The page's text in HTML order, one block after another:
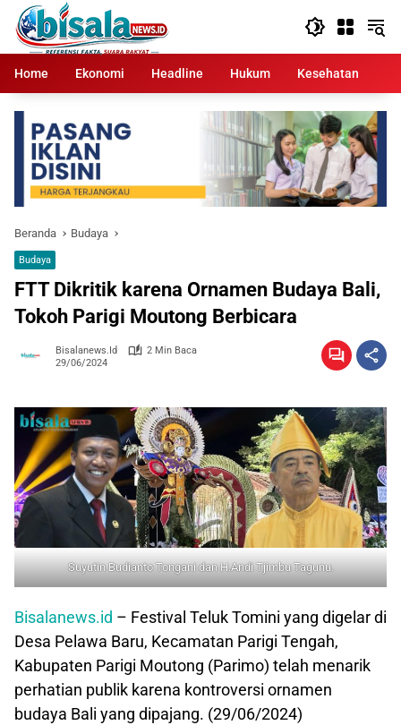
Langsung
konten
Home
Ekonomi Headline Hukum Kesehatan
Beranda Budaya
Budaya
FTT Dikritik karena Ornamen Budaya Bali,
Tokoh Parigi Moutong Berbicara
Bisalanews.id
2 Min Baca
29/06/2024
Suyutin Budianto Tongani dan H.Andi Tjimbu Tagunu.
Bisalanews.id – Festival Teluk Tomini yang digelar di
Desa Pelawa Baru, Kecamatan Parigi Tengah,
Kabupaten Parigi Moutong (Parimo) telah menarik
perhatian publik karena kontroversi ornamen
budaya Bali yang dipajang. (29/06/2024)